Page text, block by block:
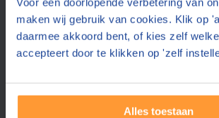
maken wij gebruik van cookies. Klik op
daarmee akkoord bent, of kies zelf
accepteert door te klikken op 'zelf
Alles toestaan
De notaris stuurt de offerte aan dit e-mailadres
Telefoonnummer
Postcode